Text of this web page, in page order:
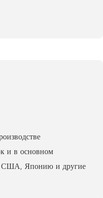
и в основном
США, Японию и другие